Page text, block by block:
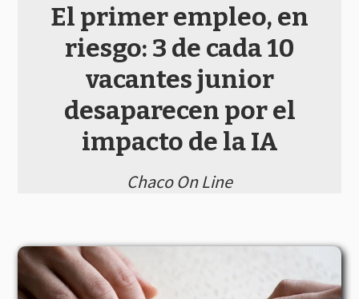
El primer empleo, en
riesgo: 3 de cada 10
vacantes junior
desaparecen por el
impacto de la IA
Chaco On Line